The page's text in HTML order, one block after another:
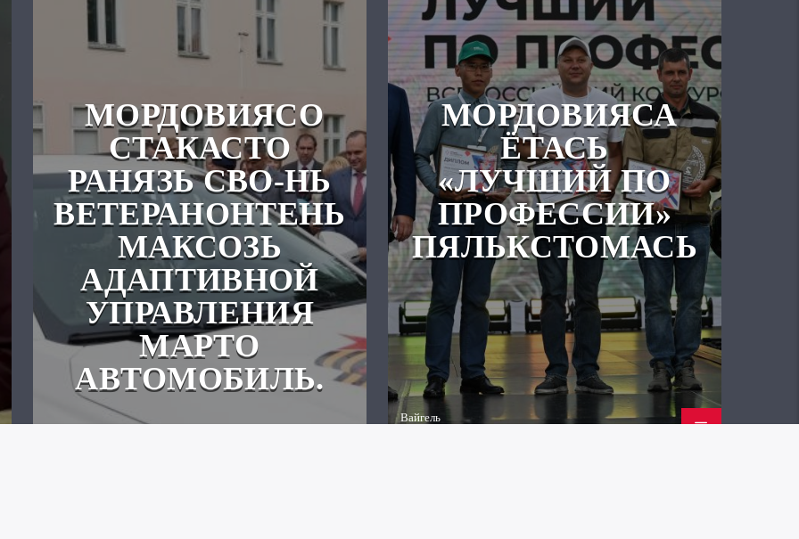
МОРДОВИЯСО
СТАКАСТО
РАНЯЗЬ СВО-НЬ
ВЕТЕРАНОНТЕНЬ
МАКСОЗЬ
АДАПТИВНОЙ
УПРАВЛЕНИЯ
МАРТО
АВТОМОБИЛЬ.
МОРДОВИЯСА
ЁТАСЬ
«ЛУЧШИЙ ПО
ПРОФЕССИИ»
ПЯЛЬКСТОМАСЬ
Вайгель